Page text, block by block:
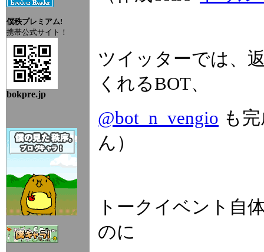
僕秩プレミアム!
携帯公式サイト！
bokpre.jp
ツイッターでは、
くれるBOT、
@bot_n_vengio も
ん）
トークイベント自
のに